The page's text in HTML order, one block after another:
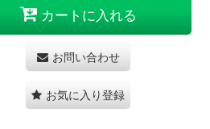
カートに入れる
お問い合わせ
お気に入り登録